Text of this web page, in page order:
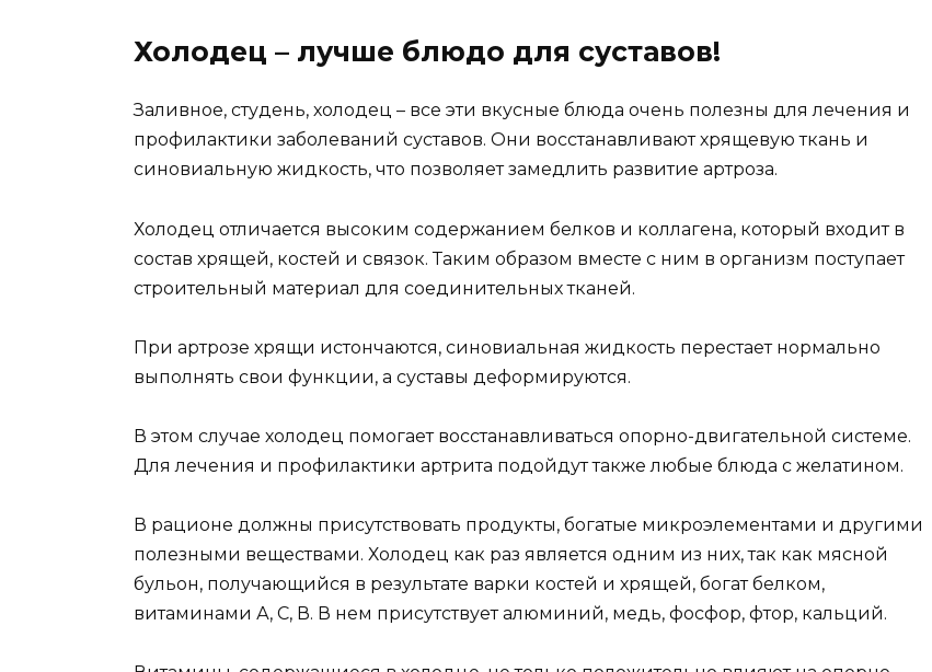
Холодец – лучше блюдо для суставов!
Заливное, студень, холодец – все эти вкусные блюда очень полезны для лечения и
профилактики заболеваний суставов. Они восстанавливают хрящевую ткань и
синовиальную жидкость, что позволяет замедлить развитие артроза.
Холодец отличается высоким содержанием белков и коллагена, который входит в
состав хрящей, костей и связок. Таким образом вместе с ним в организм поступает
строительный материал для соединительных тканей.
При артрозе хрящи истончаются, синовиальная жидкость перестает нормально
выполнять свои функции, а суставы деформируются.
В этом случае холодец помогает восстанавливаться опорно-двигательной системе.
Для лечения и профилактики артрита подойдут также любые блюда с желатином.
В рационе должны присутствовать продукты, богатые микроэлементами и другими
полезными веществами. Холодец как раз является одним из них, так как мясной
бульон, получающийся в результате варки костей и хрящей, богат белком,
витаминами А, С, В. В нем присутствует алюминий, медь, фосфор, фтор, кальций.